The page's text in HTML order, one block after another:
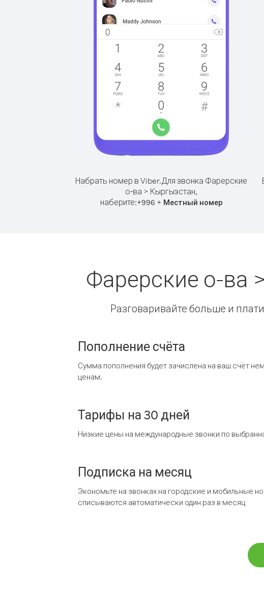
Набрать номер в Viber.Для звонка Фарерские
о-ва > Кыргызстан,
наберите:+996 + Местный номер
Фарерские о-ва
Разговаривайте больше и
Пополнение счёта
Сумма пополнения будет зачислена на ваш счёт
ценам.
Тарифы на 30 дней
Низкие цены на международные звонки по
Подписка на месяц
Экономьте на звонках на городские и мобильные
списываются автоматически один раз в месяц